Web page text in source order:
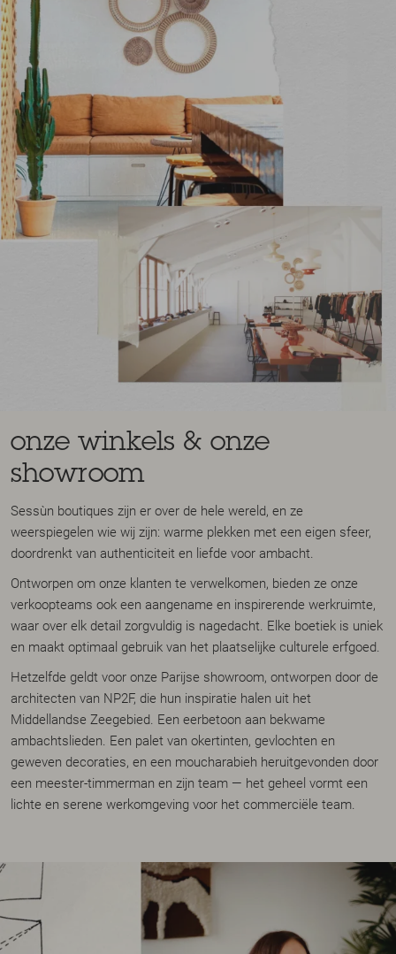
onze winkels & onze
showroom
Sessùn boutiques zijn er over de hele wereld, en ze
weerspiegelen wie wij zijn: warme plekken met een eigen sfeer,
doordrenkt van authenticiteit en liefde voor ambacht.
Ontworpen om onze klanten te verwelkomen, bieden ze onze
verkoopteams ook een aangename en inspirerende werkruimte,
waar over elk detail zorgvuldig is nagedacht. Elke boetiek is uniek
en maakt optimaal gebruik van het plaatselijke culturele erfgoed.
Hetzelfde geldt voor onze Parijse showroom, ontworpen door de
architecten van NP2F, die hun inspiratie halen uit het
Middellandse Zeegebied. Een eerbetoon aan bekwame
ambachtslieden. Een palet van okertinten, gevlochten en
geweven decoraties, en een moucharabieh heruitgevonden door
een meester-timmerman en zijn team — het geheel vormt een
lichte en serene werkomgeving voor het commerciële team.